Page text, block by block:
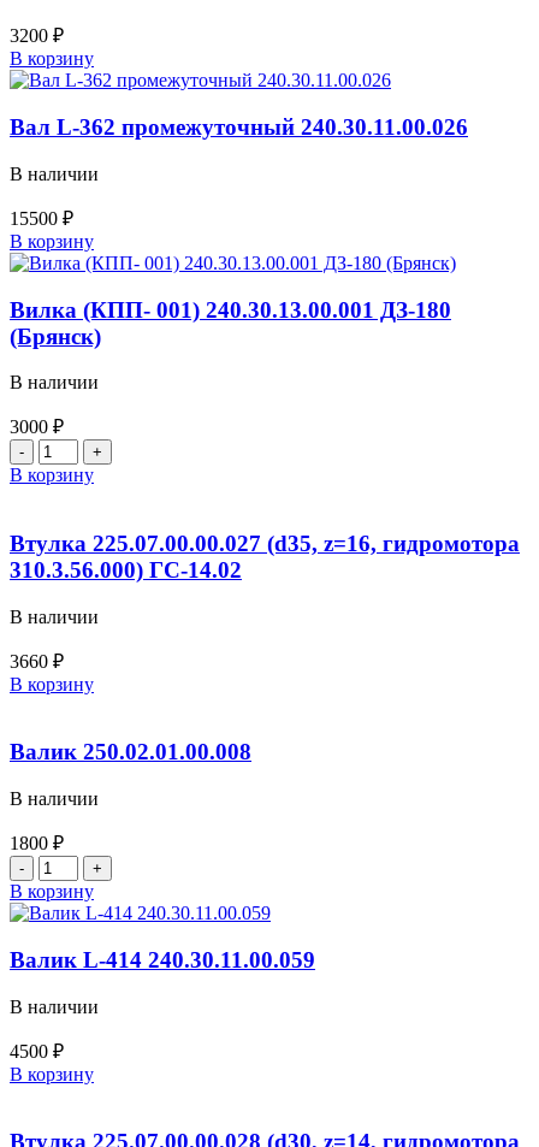
3200 ₽
Количество
товара
фиксатора
240.30.11.03.000СБ
В корзину
Вал L-362 промежуточный 240.30.11.00.026
В наличии
15500 ₽
Количество
товара
L-
362
промежуточный
В корзину
Вилка (КПП- 001) 240.30.13.00.001 ДЗ-180
(Брянск)
В наличии
3000 ₽
Количество
товара
Вилка
240.30.13.00.001
ДЗ-180
В корзину
Втулка 225.07.00.00.027 (d35, z=16, гидромотора
310.3.56.000) ГС-14.02
В наличии
3660 ₽
Количество
225.07.00.00.027
z=16,
310.3.56.000)
ГС-14.02
В корзину
Валик 250.02.01.00.008
В наличии
1800 ₽
Количество
товара
Валик
В корзину
Валик L-414 240.30.11.00.059
В наличии
4500 ₽
Количество
L-
В корзину
Втулка 225.07.00.00.028 (d30, z=14, гидромотора